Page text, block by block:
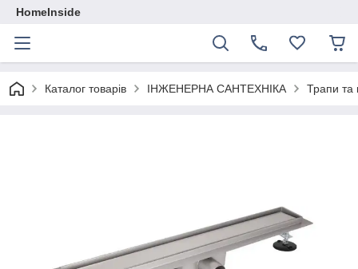
HomeInside
Каталог товарiв ІНЖЕНЕРНА САНТЕХНІКА Трапи та